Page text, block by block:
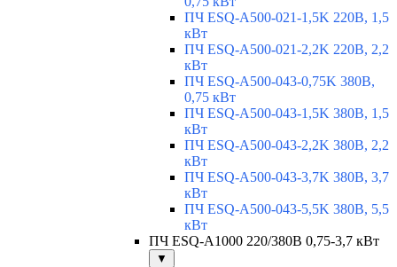
ПЧ ESQ-A500-021-1,5K 220В, 1,5
кВт
ПЧ ESQ-A500-021-2,2K 220В, 2,2
кВт
ПЧ ESQ-A500-043-0,75K 380В,
0,75 кВт
ПЧ ESQ-A500-043-1,5K 380В, 1,5
кВт
ПЧ ESQ-A500-043-2,2K 380В, 2,2
кВт
ПЧ ESQ-A500-043-3,7K 380В, 3,7
кВт
ПЧ ESQ-A500-043-5,5K 380В, 5,5
кВт
ПЧ ESQ-A1000 220/380В 0,75-3,7 кВт
▼